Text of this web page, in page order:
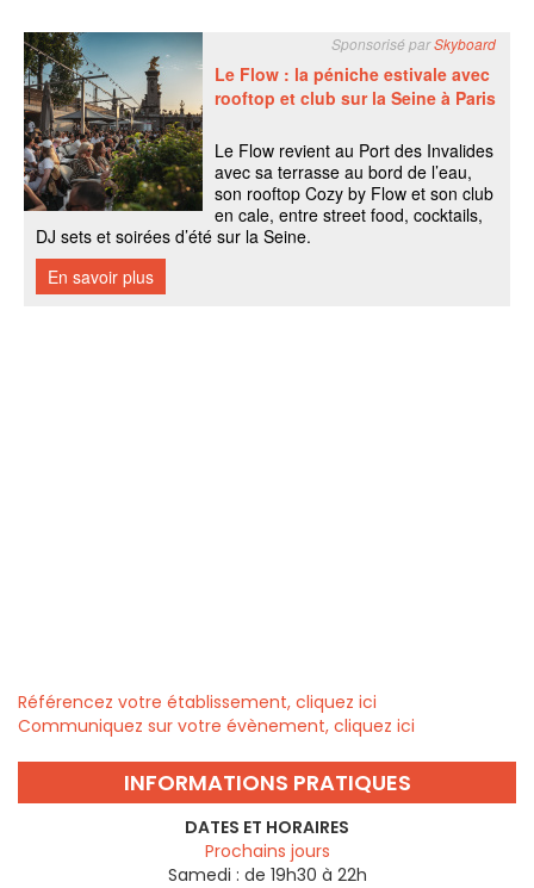
Référencez votre établissement, cliquez ici
Communiquez sur votre évènement, cliquez ici
INFORMATIONS PRATIQUES
DATES ET HORAIRES
Prochains jours
Samedi : de 19h30 à 22h